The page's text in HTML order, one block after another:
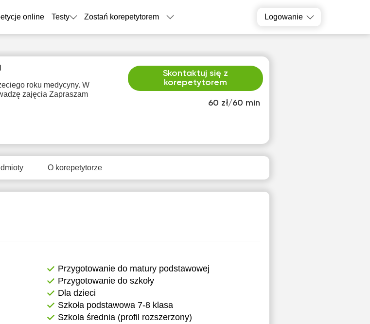
online Testy Zostań korepetytorem Logowanie
60 zł/60 min
Skontaktuj się z
korepetytorem
roku medycyny. W
zajęcia Zapraszam
O korepetytorze
Przygotowanie do matury podstawowej
Przygotowanie do szkoły
Dla dzieci
Szkoła podstawowa 7-8 klasa
Szkola średnia (profil rozszerzony)
10
11
12
13
Brak
dostępnych
Brak
dostępnych
dostępnych
dostępnych